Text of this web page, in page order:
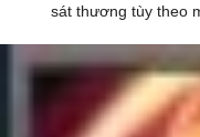
sát thương tùy theo